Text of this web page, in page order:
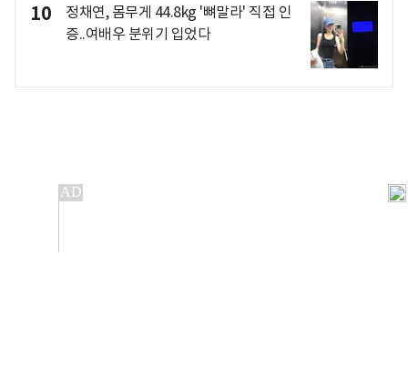
10
정채연, 몸무게 44.8kg '뼈말라' 직접 인
증..여배우 분위기 입었다